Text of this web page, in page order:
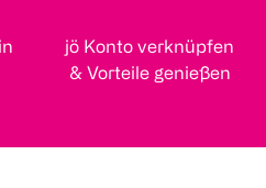
jö Konto verknüpfen
& Vorteile genießen